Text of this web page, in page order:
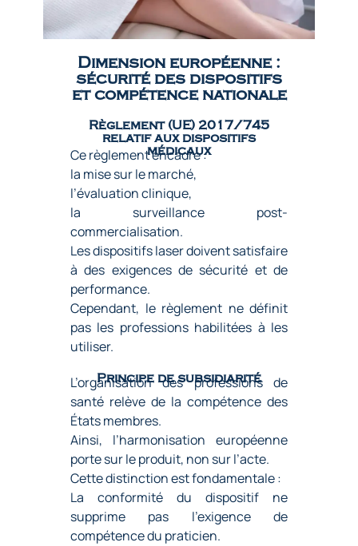
Dimension européenne :
sécurité des dispositifs
et compétence nationale
Règlement (UE) 2017/745
relatif aux dispositifs
médicaux
Ce règlement encadre :
la mise sur le marché,
l’évaluation clinique,
la surveillance post-
commercialisation.
Les dispositifs laser doivent satisfaire
à des exigences de sécurité et de
performance.
Cependant, le règlement ne définit
pas les professions habilitées à les
utiliser.
Principe de subsidiarité
L’organisation des professions de
santé relève de la compétence des
États membres.
Ainsi, l’harmonisation européenne
porte sur le produit, non sur l’acte.
Cette distinction est fondamentale :
La conformité du dispositif ne
supprime pas l’exigence de
compétence du praticien.